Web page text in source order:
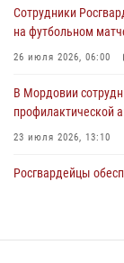
подозреваемого в
05 августа 2026, 12:34
Сотрудники
на футбольном
26 июля 2026, 06:00
В Мордовии
профилактической
23 июля 2026, 13:10
Росгвардейцы